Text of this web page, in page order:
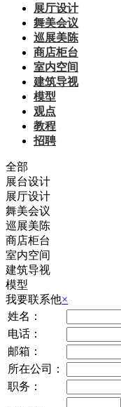
展厅设计
舞美会议
巡展美陈
商店柜台
室内空间
建筑导视
模型
观点
教程
招聘
全部
展台设计
展厅设计
舞美会议
巡展美陈
商店柜台
室内空间
建筑导视
模型
我要联系他×
姓名：
电话：
邮箱：
所在公司：
职务：